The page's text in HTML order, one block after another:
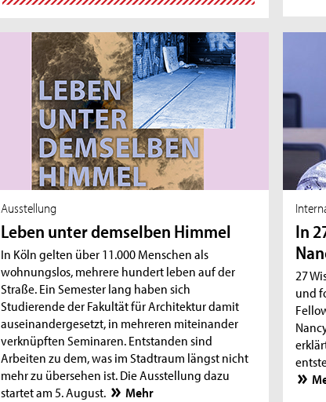
Ausstellung
Leben unter demselben Himmel
In Köln gelten über 11.000 Menschen als
wohnungslos, mehrere hundert leben auf der
Straße. Ein Semester lang haben sich
Studierende der Fakultät für Architektur damit
auseinandergesetzt, in mehreren miteinander
verknüpften Seminaren. Entstanden sind
Arbeiten zu dem, was im Stadtraum längst nicht
mehr zu übersehen ist. Die Ausstellung dazu
startet am 5. August.
Mehr
In
27
und